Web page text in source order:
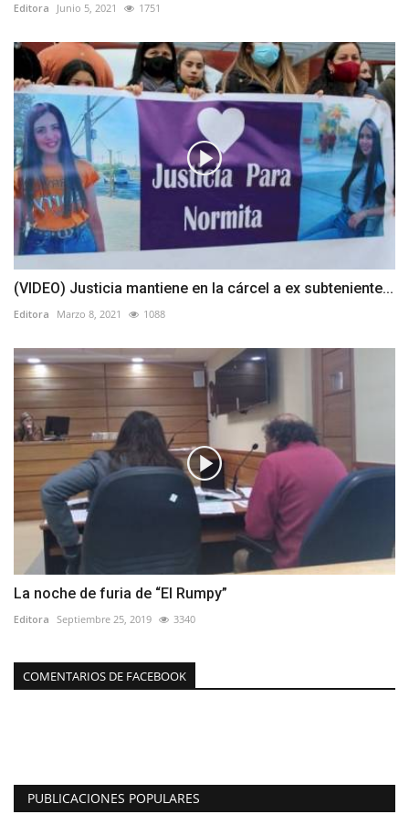
Editora Junio 5, 2021 1751
(VIDEO) Justicia mantiene en la cárcel a ex subteniente...
Editora Marzo 8, 2021 1088
La noche de furia de “El Rumpy”
Editora Septiembre 25, 2019 3340
COMENTARIOS DE FACEBOOK
PUBLICACIONES POPULARES